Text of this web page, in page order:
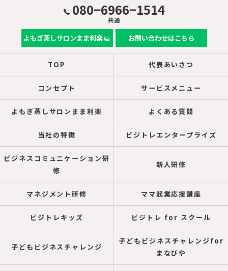
080−6966−1514
共通
よもぎ蒸しサロンまま利楽 お問い合わせはこちら
TOP 代表あいさつ
コンセプト サービスメニュー
よもぎ蒸しサロンまま利楽 よくある質問
当社の特徴 ビジトレエンタープライズ
ビジネスコミュニケーション研
修
新人研修
マネジメント研修 ママ起業応援講座
ビジトレキッズ ビジトレ for スクール
子どもビジネスチャレンジ
子どもビジネスチャレンジfor
まなびや